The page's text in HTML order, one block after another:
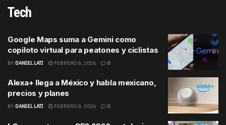
Tech
Google Maps suma a Gemini como
copiloto virtual para peatones y ciclistas
BY DANIEL LATI FEBRERO 8, 2026 0
Alexa+ llega a México y habla mexicano,
precios y planes
BY DANIEL LATI FEBRERO 8, 2026 0